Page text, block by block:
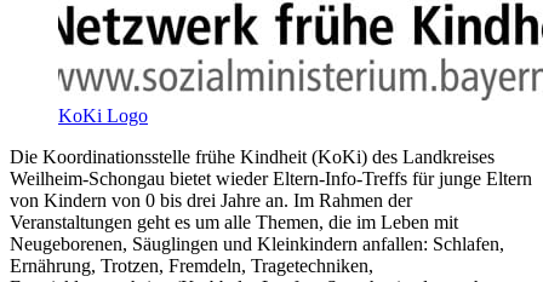
KoKi Logo
Die Koordinationsstelle frühe Kindheit (KoKi) des Landkreises
Weilheim-Schongau bietet wieder Eltern-Info-Treffs für junge Eltern
von Kindern von 0 bis drei Jahre an. Im Rahmen der
Veranstaltungen geht es um alle Themen, die im Leben mit
Neugeborenen, Säuglingen und Kleinkindern anfallen: Schlafen,
Ernährung, Trotzen, Fremdeln, Tragetechniken,